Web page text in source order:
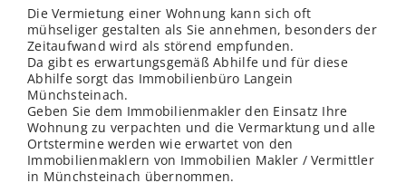
Die Vermietung einer Wohnung kann sich oft
mühseliger gestalten als Sie annehmen, besonders der
Zeitaufwand wird als störend empfunden.
Da gibt es erwartungsgemäß Abhilfe und für diese
Abhilfe sorgt das Immobilienbüro Langein
Münchsteinach.
Geben Sie dem Immobilienmakler den Einsatz Ihre
Wohnung zu verpachten und die Vermarktung und alle
Ortstermine werden wie erwartet von den
Immobilienmaklern von Immobilien Makler / Vermittler
in Münchsteinach übernommen.